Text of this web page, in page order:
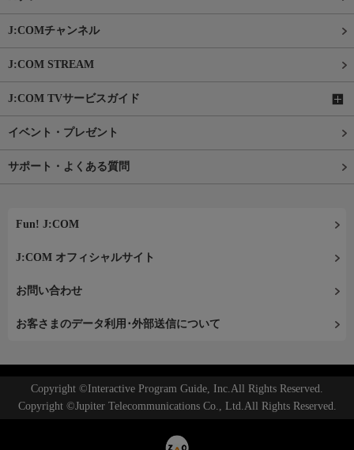
J:COMチャンネル
J:COM STREAM
J:COM TVサービスガイド
イベント・プレゼント
サポート・よくある質問
Fun! J:COM
J:COM オフィシャルサイト
お問い合わせ
お客さまのデータ利用･外部送信について
Copyright ©Interactive Program Guide, Inc.All Rights Reserved.
Copyright ©Jupiter Telecommunications Co., Ltd.All Rights Reserved.